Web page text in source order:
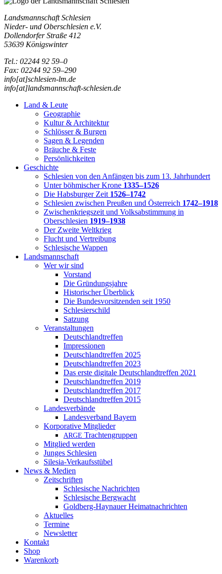
Landsmannschaft Schlesien
Nieder- und Oberschlesien e.V.
Dollendorfer Straße 412
53639 Königswinter
Tel.: 02244 92 59–0
Fax: 02244 92 59–290
info[at]schlesien-lm.de
info[at]landsmannschaft-schlesien.de
Land & Leute
Geographie
Kultur & Architektur
Schlösser & Burgen
Sagen & Legenden
Bräuche & Feste
Persönlichkeiten
Geschichte
Schlesien von den Anfängen bis zum 13. Jahrhundert
Unter böhmischer Krone 1335–1526
Die Habsburger Zeit 1526–1742
Schlesien zwischen Preußen und Österreich 1742–1918
Zwischenkriegszeit und Volksabstimmung in
Oberschlesien 1919–1938
Der Zweite Weltkrieg
Flucht und Vertreibung
Schlesische Wappen
Landsmannschaft
Wer wir sind
Vorstand
Die Gründungsjahre
Historischer Überblick
Die Bundesvorsitzenden seit 1950
Schlesierschild
Satzung
Veranstaltungen
Deutschlandtreffen
Impressionen
Deutschlandtreffen 2025
Deutschlandtreffen 2023
Das erste digitale Deutschlandtreffen 2021
Deutschlandtreffen 2019
Deutschlandtreffen 2017
Deutschlandtreffen 2015
Landesverbände
Landesverband Bayern
Korporative Mitglieder
ARGE Trachtengruppen
Mitglied werden
Junges Schlesien
Silesia-Verkaufsstübel
News & Medien
Zeitschriften
Schlesische Nachrichten
Schlesische Bergwacht
Goldberg-Haynauer Heimatnachrichten
Aktuelles
Termine
Newsletter
Kontakt
Shop
Warenkorb